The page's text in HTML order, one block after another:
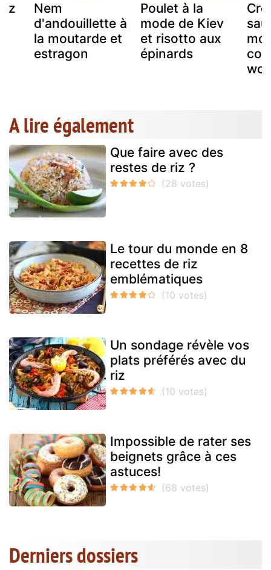
Nem
d'andouillette à
la moutarde et
estragon
Poulet à la
mode de Kiev
et risotto aux
épinards
A lire également
Que faire avec des
restes de riz ?
Le tour du monde en 8
recettes de riz
emblématiques
Un sondage révèle vos
plats préférés avec du
riz
Impossible de rater ses
beignets grâce à ces
astuces!
Derniers dossiers